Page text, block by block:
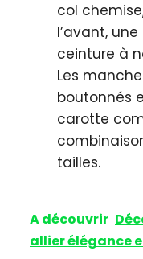
col
l’avant,
ceinture à
Les
boutonnés
carotte
tailles.
A découvrir
allier élégance